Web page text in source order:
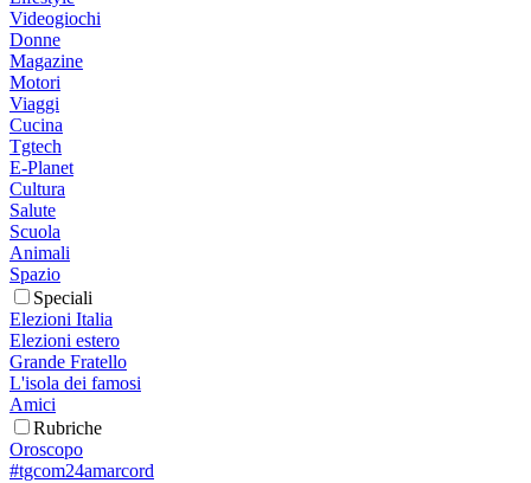
Videogiochi
Donne
Magazine
Motori
Viaggi
Cucina
Tgtech
E-Planet
Cultura
Salute
Scuola
Animali
Spazio
Speciali
Elezioni Italia
Elezioni estero
Grande Fratello
L'isola dei famosi
Amici
Rubriche
Oroscopo
#tgcom24amarcord